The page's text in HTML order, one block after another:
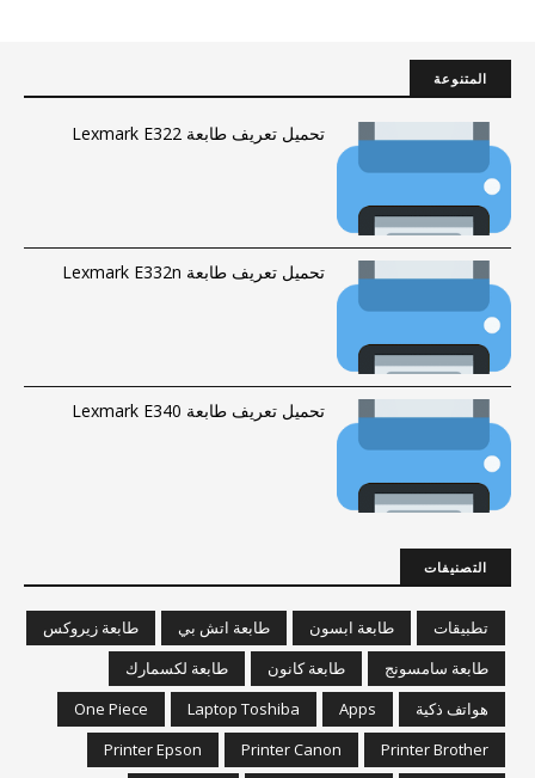
المتنوعة
تحميل تعريف طابعة Lexmark E322
تحميل تعريف طابعة Lexmark E332n
تحميل تعريف طابعة Lexmark E340
التصنيفات
تطبيقات طابعة ابسون طابعة اتش بي
طابعة زيروكس
طابعة سامسونج
طابعة كانون
طابعة لكسمارك
هواتف ذكية
Apps
Laptop Toshiba
One Piece
Printer Brother
Printer Canon
Printer Epson